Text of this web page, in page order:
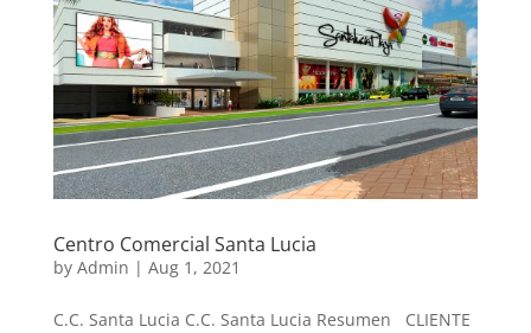
Centro Comercial Santa Lucia
by Admin | Aug 1, 2021
C.C. Santa Lucia C.C. Santa Lucia Resumen CLIENTE